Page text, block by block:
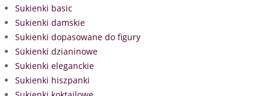
Sukienki basic
Sukienki damskie
Sukienki dopasowane do figury
Sukienki dzianinowe
Sukienki eleganckie
Sukienki hiszpanki